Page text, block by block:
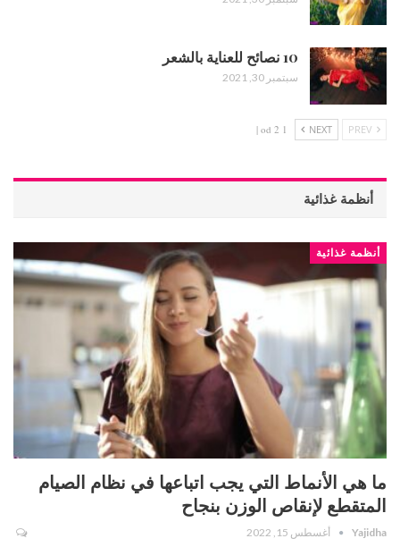
10 نصائح للعناية بالشعر
سبتمبر 30, 2021
NEXT
1 od 2 |
أنظمة غذائية
أنظمة غذائية
ما هي الأنماط التي يجب اتباعها في نظام الصيام
المتقطع لإنقاص الوزن بنجاح
Yajidha أغسطس 15, 2022